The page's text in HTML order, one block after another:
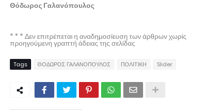
Θόδωρος Γαλανόπουλος
* * * Δεν επιτρέπεται η αναδημοσίευση των άρθρων χωρίς
προηγούμενη γραπτή άδειας της σελίδας
Tags ΘΟΔΩΡΟΣ ΓΑΛΑΝΟΠΟΥΛΟΣ ΠΟΛΙΤΙΚΗ Slider